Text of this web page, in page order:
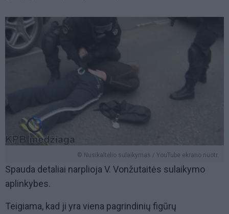
© Nusikaltėlio sulaikymas / YouTube ekrano nuotr.
Spauda detaliai narplioja V. Vonžutaitės sulaikymo
aplinkybes.
Teigiama, kad ji yra viena pagrindinių figūrų